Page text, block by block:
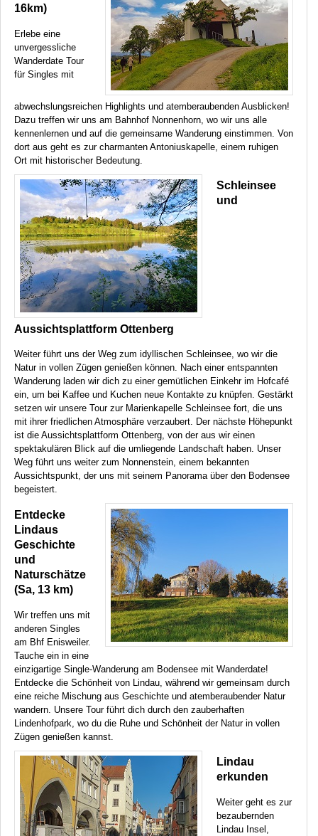
16km)
Erlebe eine
unvergessliche
Wanderdate Tour
für Singles mit
abwechslungsreichen Highlights und atemberaubenden Ausblicken!
Dazu treffen wir uns am Bahnhof Nonnenhorn, wo wir uns alle
kennenlernen und auf die gemeinsame Wanderung einstimmen. Von
dort aus geht es zur charmanten Antoniuskapelle, einem ruhigen
Ort mit historischer Bedeutung.
Schleinsee
und
Aussichtsplattform Ottenberg
Weiter führt uns der Weg zum idyllischen Schleinsee, wo wir die
Natur in vollen Zügen genießen können. Nach einer entspannten
Wanderung laden wir dich zu einer gemütlichen Einkehr im Hofcafé
ein, um bei Kaffee und Kuchen neue Kontakte zu knüpfen. Gestärkt
setzen wir unsere Tour zur Marienkapelle Schleinsee fort, die uns
mit ihrer friedlichen Atmosphäre verzaubert. Der nächste Höhepunkt
ist die Aussichtsplattform Ottenberg, von der aus wir einen
spektakulären Blick auf die umliegende Landschaft haben. Unser
Weg führt uns weiter zum Nonnenstein, einem bekannten
Aussichtspunkt, der uns mit seinem Panorama über den Bodensee
begeistert.
Entdecke
Lindaus
Geschichte
und
Naturschätze
(Sa, 13 km)
Wir treffen uns mit
anderen Singles
am Bhf Enisweiler.
Tauche ein in eine
einzigartige Single-Wanderung am Bodensee mit Wanderdate!
Entdecke die Schönheit von Lindau, während wir gemeinsam durch
eine reiche Mischung aus Geschichte und atemberaubender Natur
wandern. Unsere Tour führt dich durch den zauberhaften
Lindenhofpark, wo du die Ruhe und Schönheit der Natur in vollen
Zügen genießen kannst.
Lindau
erkunden
Weiter geht es zur
bezaubernden
Lindau Insel,